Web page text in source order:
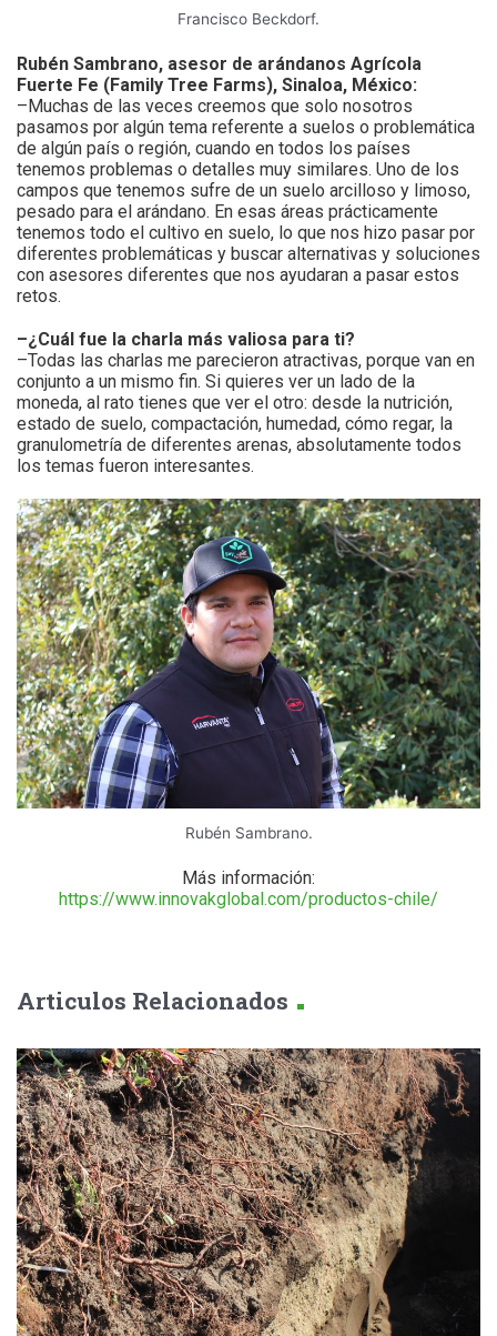
Articulos Relacionados .
Francisco Beckdorf.
Rubén Sambrano, asesor de arándanos Agrícola
Fuerte Fe (Family Tree Farms), Sinaloa, México:
–Muchas de las veces creemos que solo nosotros
pasamos por algún tema referente a suelos o problemática
de algún país o región, cuando en todos los países
tenemos problemas o detalles muy similares. Uno de los
campos que tenemos sufre de un suelo arcilloso y limoso,
pesado para el arándano. En esas áreas prácticamente
tenemos todo el cultivo en suelo, lo que nos hizo pasar por
diferentes problemáticas y buscar alternativas y soluciones
con asesores diferentes que nos ayudaran a pasar estos
retos.
–¿Cuál fue la charla más valiosa para ti?
–Todas las charlas me parecieron atractivas, porque van en
conjunto a un mismo fin. Si quieres ver un lado de la
moneda, al rato tienes que ver el otro: desde la nutrición,
estado de suelo, compactación, humedad, cómo regar, la
granulometría de diferentes arenas, absolutamente todos
los temas fueron interesantes.
Rubén Sambrano.
Más información:
https://www.innovakglobal.com/productos-chile/